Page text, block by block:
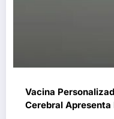
Vacina
Cerebral Apresenta